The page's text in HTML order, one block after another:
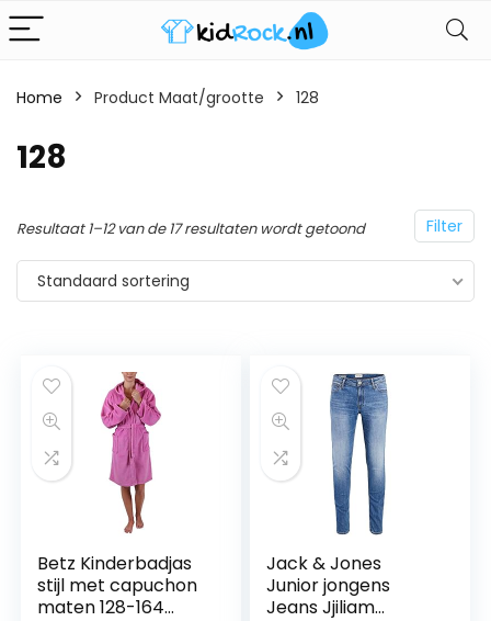
Home Product Maat/grootte 128
128
Filter
Resultaat 1–12 van de 17 resultaten wordt getoond
Standaard sortering
Betz Kinderbadjas
stijl met capuchon
maten 128-164
Jack & Jones
Junior jongens
Jeans Jjiliam